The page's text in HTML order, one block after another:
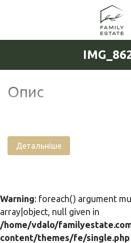
Опис
Детальніше
Warning: foreach() argument
array|object, null given in
/home/vdalo/
content/themes/fe/single.php